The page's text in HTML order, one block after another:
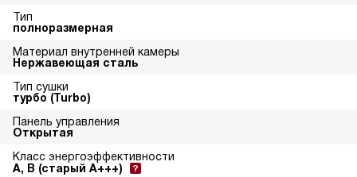
Тип
полноразмерная
Материал внутренней камеры
Нержавеющая сталь
Тип сушки
турбо (Turbo)
Панель управления
Открытая
Класс энергоэффективности
A, B (старый A+++)